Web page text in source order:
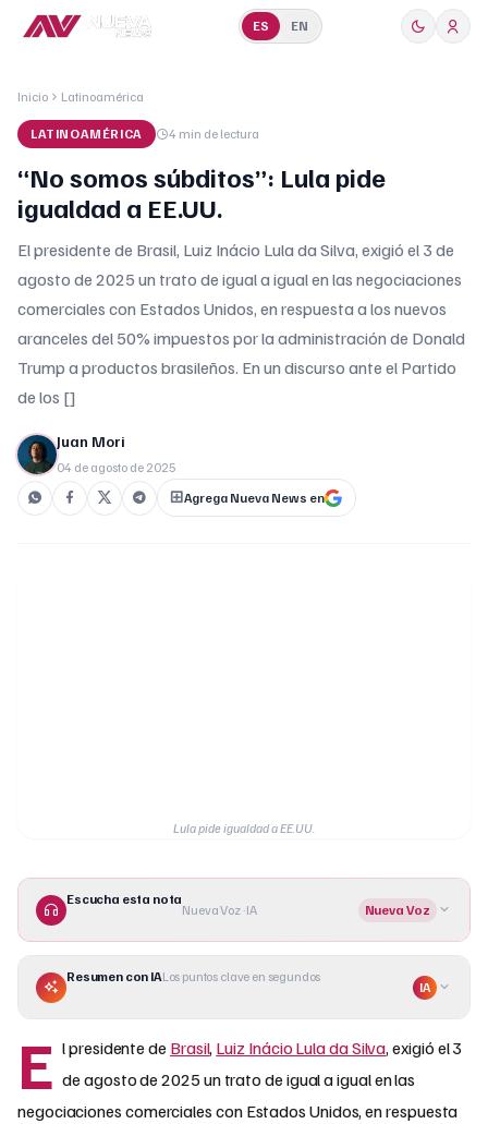
ES EN
Inicio Latinoamérica
LATINOAMÉRICA 4 min de lectura
“No somos súbditos”: Lula pide
igualdad a EE.UU.
El presidente de Brasil, Luiz Inácio Lula da Silva, exigió el 3 de
agosto de 2025 un trato de igual a igual en las negociaciones
comerciales con Estados Unidos, en respuesta a los nuevos
aranceles del 50% impuestos por la administración de Donald
Trump a productos brasileños. En un discurso ante el Partido
de los []
Juan Mori
04 de agosto de 2025
Agrega Nueva News en
Lula pide igualdad a EE.UU.
Escucha esta nota
Nueva Voz · IA Nueva Voz
Resumen con IALos puntos clave en segundos
IA
E l presidente de Brasil, Luiz Inácio Lula da Silva, exigió el 3
de agosto de 2025 un trato de igual a igual en las
negociaciones comerciales con Estados Unidos, en respuesta